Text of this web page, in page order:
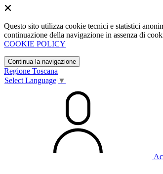
Questo sito utilizza cookie tecnici e statistici
continuazione della navigazione in assenza di
COOKIE POLICY
Continua la navigazione
Regione Toscana
Select Language ▼